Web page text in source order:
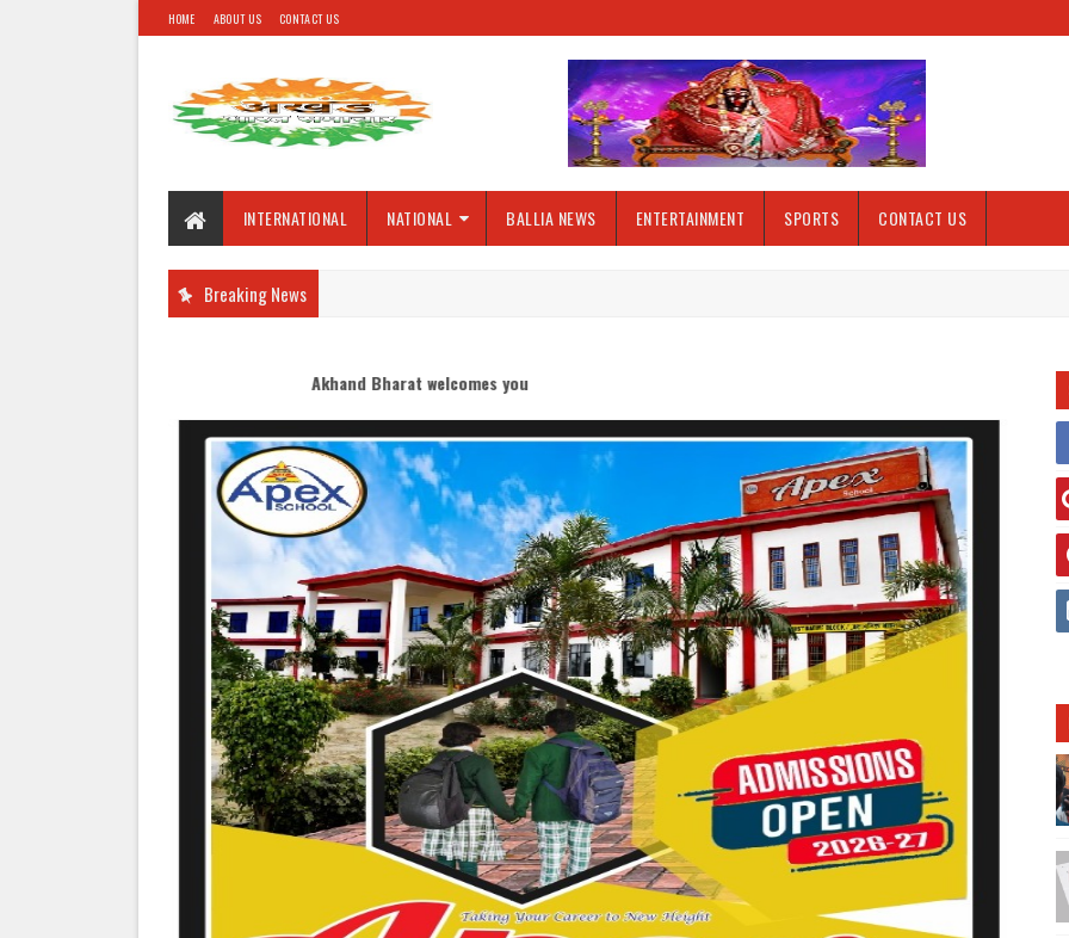
HOME ABOUT US CONTACT US
INTERNATIONAL NATIONAL BALLIA NEWS ENTERTAINMENT SPORTS CONTACT US
Breaking News
Akhand Bharat welcomes you